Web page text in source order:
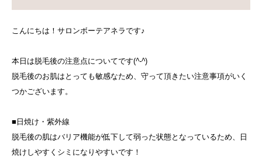
こんにちは！サロンボーテアネラです♪
本日は脱毛後の注意点についてです(^-^)
脱毛後のお肌はとっても敏感なため、守って頂きたい注意事項がいく
つかございます。
■日焼け・紫外線
脱毛後の肌はバリア機能が低下して弱った状態となっているため、日
焼けしやすくシミになりやすいです！